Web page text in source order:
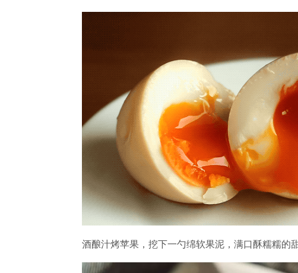
酒酿汁烤苹果，挖下一勺绵软果泥，满口酥糯糯的